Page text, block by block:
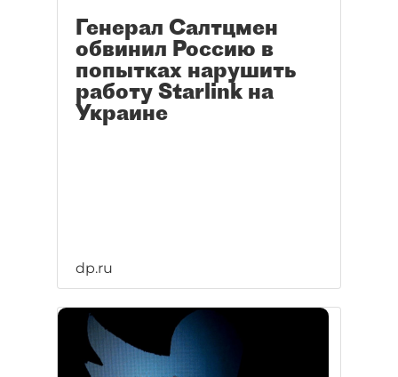
Генерал Салтцмен
обвинил Россию в
попытках нарушить
работу Starlink на
Украине
dp.ru